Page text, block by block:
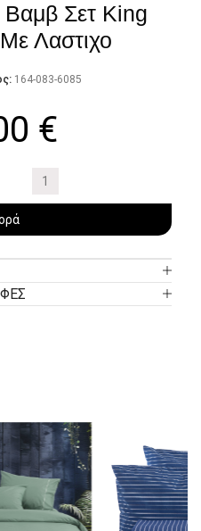
Βαμβ Σετ King
Λαστιχο
164-083-6085
€